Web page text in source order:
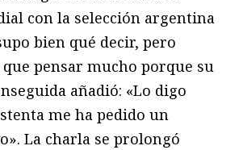
con la selección argentina
bien qué decir, pero
pensar mucho porque su
añadió: «Lo digo
me ha pedido un
La charla se prolongó